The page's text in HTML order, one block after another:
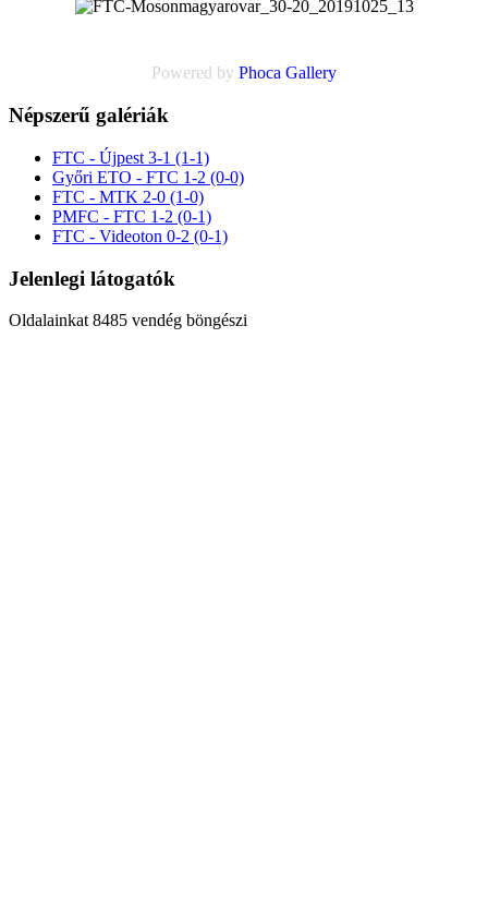
Powered by Phoca Gallery
Népszerű galériák
FTC - Újpest 3-1 (1-1)
Győri ETO - FTC 1-2 (0-0)
FTC - MTK 2-0 (1-0)
PMFC - FTC 1-2 (0-1)
FTC - Videoton 0-2 (0-1)
Jelenlegi látogatók
Oldalainkat 8485 vendég böngészi